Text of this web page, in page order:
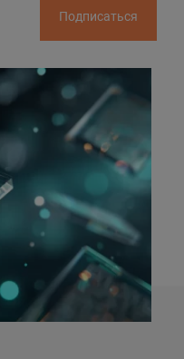
Подписаться